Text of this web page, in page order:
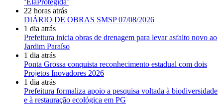
‘ElaProtegida’
22 horas atrás
DIÁRIO DE OBRAS SMSP 07/08/2026
1 dia atrás
Prefeitura inicia obras de drenagem para levar asfalto novo ao
Jardim Paraíso
1 dia atrás
Ponta Grossa conquista reconhecimento estadual com dois
Projetos Inovadores 2026
1 dia atrás
Prefeitura formaliza apoio a pesquisa voltada à biodiversidade
e à restauração ecológica em PG